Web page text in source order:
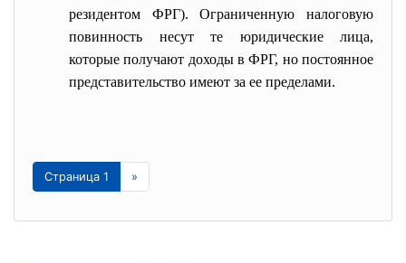
резидентом ФРГ). Ограниченную налоговую
повинность несут те юридические лица,
которые получают доходы в ФРГ, но постоянное
представительство имеют за ее пределами.
Страница 1 »